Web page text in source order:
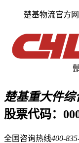
楚基物流官方
楚基重大件
股票代码：
全国咨询热线400-